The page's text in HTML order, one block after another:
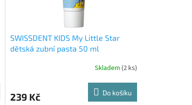
SWISSDENT KIDS My Little Star
dětská zubní pasta 50 ml
Skladem (2 ks)
239 Kč Do košíku